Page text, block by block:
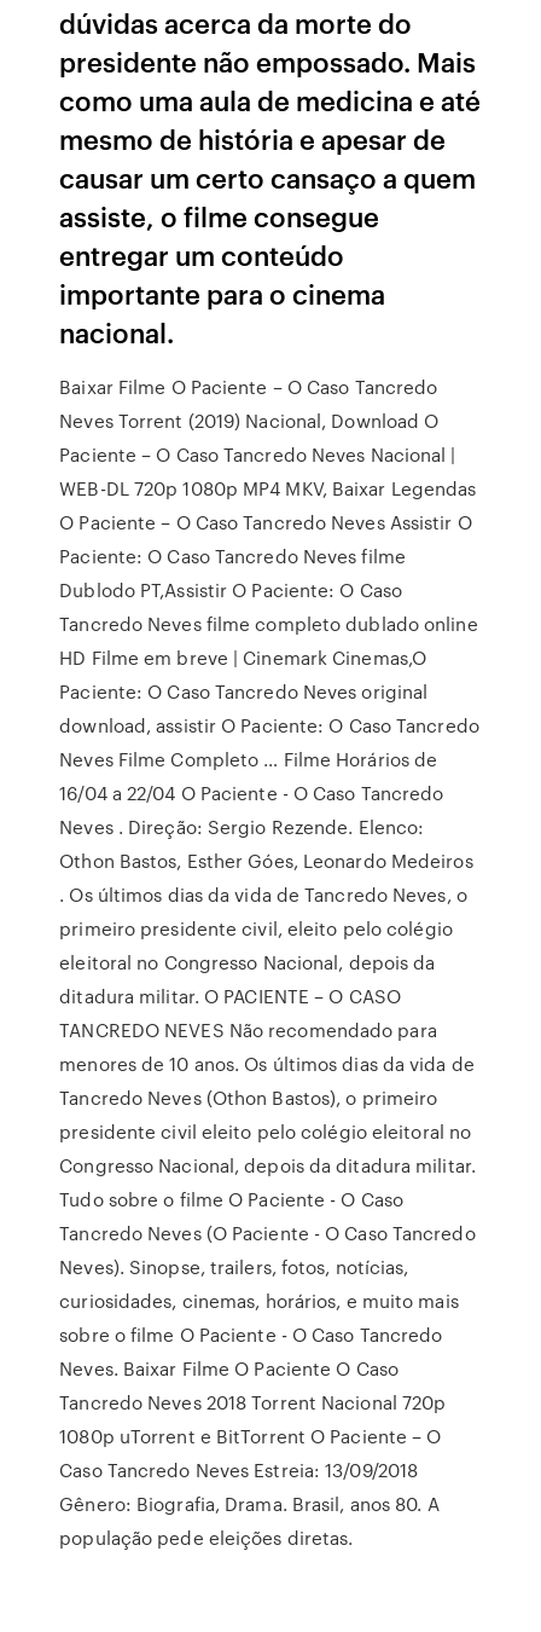
dúvidas acerca da morte do
presidente não empossado. Mais
como uma aula de medicina e até
mesmo de história e apesar de
causar um certo cansaço a quem
assiste, o filme consegue
entregar um conteúdo
importante para o cinema
nacional.
Baixar Filme O Paciente – O Caso Tancredo
Neves Torrent (2019) Nacional, Download O
Paciente – O Caso Tancredo Neves Nacional |
WEB-DL 720p 1080p MP4 MKV, Baixar Legendas
O Paciente – O Caso Tancredo Neves Assistir O
Paciente: O Caso Tancredo Neves filme
Dublodo PT,Assistir O Paciente: O Caso
Tancredo Neves filme completo dublado online
HD Filme em breve | Cinemark Cinemas,O
Paciente: O Caso Tancredo Neves original
download, assistir O Paciente: O Caso Tancredo
Neves Filme Completo … Filme Horários de
16/04 a 22/04 O Paciente - O Caso Tancredo
Neves . Direção: Sergio Rezende. Elenco:
Othon Bastos, Esther Góes, Leonardo Medeiros
. Os últimos dias da vida de Tancredo Neves, o
primeiro presidente civil, eleito pelo colégio
eleitoral no Congresso Nacional, depois da
ditadura militar. O PACIENTE – O CASO
TANCREDO NEVES Não recomendado para
menores de 10 anos. Os últimos dias da vida de
Tancredo Neves (Othon Bastos), o primeiro
presidente civil eleito pelo colégio eleitoral no
Congresso Nacional, depois da ditadura militar.
Tudo sobre o filme O Paciente - O Caso
Tancredo Neves (O Paciente - O Caso Tancredo
Neves). Sinopse, trailers, fotos, notícias,
curiosidades, cinemas, horários, e muito mais
sobre o filme O Paciente - O Caso Tancredo
Neves. Baixar Filme O Paciente O Caso
Tancredo Neves 2018 Torrent Nacional 720p
1080p uTorrent e BitTorrent O Paciente – O
Caso Tancredo Neves Estreia: 13/09/2018
Gênero: Biografia, Drama. Brasil, anos 80. A
população pede eleições diretas.